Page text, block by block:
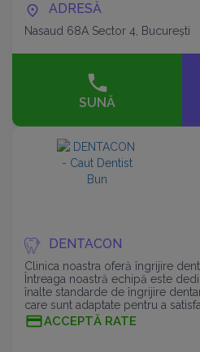
ADRESĂ
Nasaud 68A Sector 4, București
SUNĂ
DENTACON
Clinica noastra oferă îngrijire
Întreaga noastră echipă este
înalte standarde de îngrijire
care sunt adaptate pentru a
ACCEPTĂ RATE